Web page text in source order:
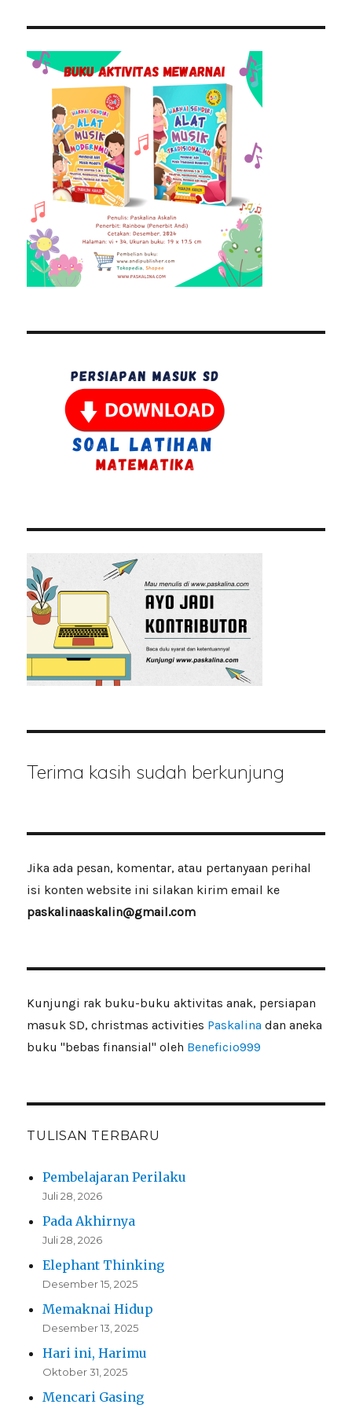
Terima kasih sudah berkunjung
Jika ada pesan, komentar, atau pertanyaan perihal
isi konten website ini silakan kirim email ke
paskalinaaskalin@gmail.com
Kunjungi rak buku-buku aktivitas anak, persiapan
masuk SD, christmas activities Paskalinadan aneka
buku "bebas finansial" oleh Beneficio999
TULISAN TERBARU
Pembelajaran Perilaku
Juli 28, 2026
Pada Akhirnya
Juli 28, 2026
Elephant Thinking
Desember 15, 2025
Memaknai Hidup
Desember 13, 2025
Hari ini, Harimu
Oktober 31, 2025
Mencari Gasing